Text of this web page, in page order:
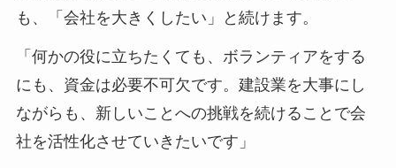
も、「会社を大きくしたい」と続けます。
「何かの役に立ちたくても、ボランティアをする
にも、資金は必要不可欠です。建設業を大事にし
ながらも、新しいことへの挑戦を続けることで会
社を活性化させていきたいです」